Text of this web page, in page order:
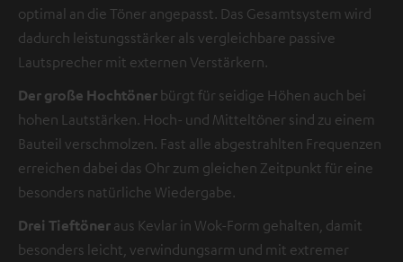
optimal an die Töner angepasst. Das Gesamtsystem wird
dadurch leistungsstärker als vergleichbare passive
Lautsprecher mit externen Verstärkern.
Der große Hochtöner bürgt für seidige Höhen auch bei
hohen Lautstärken. Hoch- und Mitteltöner sind zu einem
Bauteil verschmolzen. Fast alle abgestrahlten Frequenzen
erreichen dabei das Ohr zum gleichen Zeitpunkt für eine
besonders natürliche Wiedergabe.
Drei Tieftöner aus Kevlar in Wok-Form gehalten, damit
besonders leicht, verwindungsarm und mit extremer